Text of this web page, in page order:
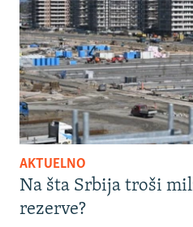
AKTUELNO
Na šta Srbija troši
rezerve?